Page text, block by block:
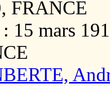
FRANCE
: 15 mars